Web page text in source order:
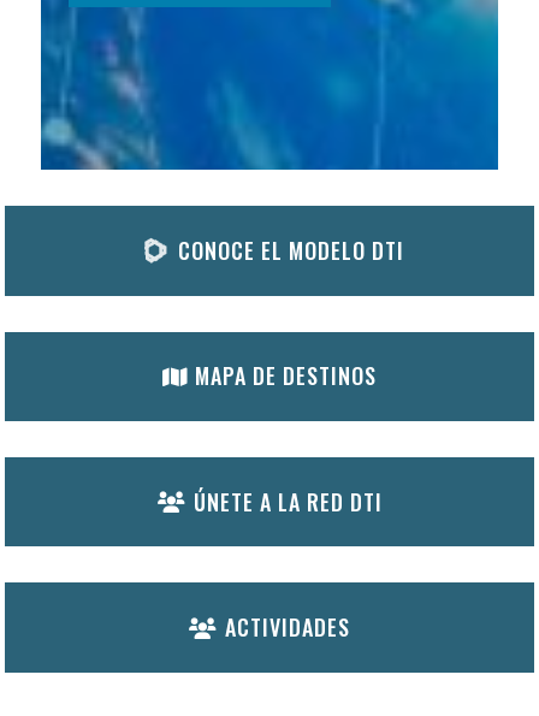
CONOCE EL MODELO DTI
MAPA DE DESTINOS
ÚNETE A LA RED DTI
ACTIVIDADES